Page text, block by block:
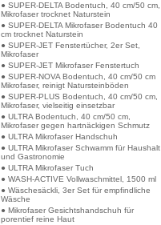
● SUPER-DELTA Bodentuch, 40 cm/50 cm,
Mikrofaser trocknet Naturstein
● SUPER-DELTA Mikrofaser Bodentuch 40
cm trocknet Naturstein
● SUPER-JET Fenstertücher, 2er Set,
Mikrofaser
● SUPER-JET Mikrofaser Fenstertuch
● SUPER-NOVA Bodentuch, 40 cm/50 cm
Mikrofaser, reinigt Natursteinböden
● SUPER-PLUS Bodentuch, 40 cm/50 cm,
Mikrofaser, vielseitig einsetzbar
● ULTRA Bodentuch, 40 cm/50 cm,
Mikrofaser gegen hartnäckigen Schmutz
● ULTRA Mikrofaser Handschuh
● ULTRA Mikrofaser Schwamm für Haushalt
und Gastronomie
● ULTRA Mikrofaser Tuch
● WASH-ACTIVE Vollwaschmittel, 1500 ml
● Wäschesäckli, 3er Set für empfindliche
Wäsche
● Mikrofaser Gesichtshandschuh für
porentief reine Haut